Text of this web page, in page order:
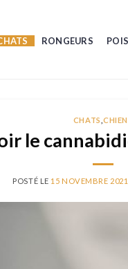
RONGEURS
CHATS ,
le
POSTÉ LE 15 NOVEMBRE 2021